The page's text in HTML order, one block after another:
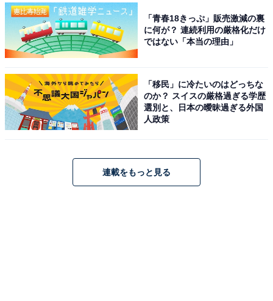
役に抜てきされました。2022年放送のNHK連続テレビ小
説『ちむどんどん』、そして同年に放送された『silent』
（フジテレビ系）など、数々の話題作に出演していま
す。
回答者からは「CMで見ない時はありませんし、ドラマ
silentもとても良かったです。色んな役に挑戦しているイ
メージがあり、大河に出演して以来ひっぱりだこなイメ
る川口さんに称賛の声が寄せられました。
「青春18きっぷ」販売激減の裏
に何が？ 連続利用の厳格化だけ
ではない「本当の理由」
「移民」に冷たいのはどっちな
のか？ スイスの厳格過ぎる学歴
選別と、日本の曖昧過ぎる外国
人政策
連載をもっと見る